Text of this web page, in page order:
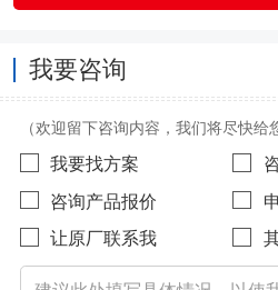
我要咨询
（欢迎留下咨询内容，我们将尽快给
我要找方案
咨询产品报价
让原厂联系我